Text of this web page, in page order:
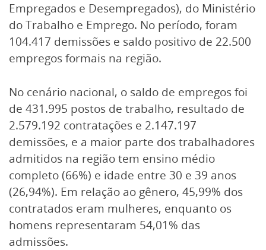
Empregados e Desempregados), do Ministério
do Trabalho e Emprego. No período, foram
104.417 demissões e saldo positivo de 22.500
empregos formais na região.
No cenário nacional, o saldo de empregos foi
de 431.995 postos de trabalho, resultado de
2.579.192 contratações e 2.147.197
demissões, e a maior parte dos trabalhadores
admitidos na região tem ensino médio
completo (66%) e idade entre 30 e 39 anos
(26,94%). Em relação ao gênero, 45,99% dos
contratados eram mulheres, enquanto os
homens representaram 54,01% das
admissões.